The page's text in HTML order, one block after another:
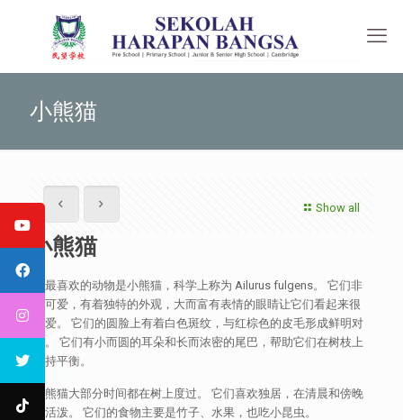
小熊猫
Show all
小熊猫
我最喜欢的动物是小熊猫，科学上称为 Ailurus fulgens。 它们非
常可爱，有着独特的外观，大而富有表情的眼睛让它们看起来很
可爱。 它们的圆脸上有着白色斑纹，与红棕色的皮毛形成鲜明对
比。 它们有小而圆的耳朵和长而浓密的尾巴，帮助它们在树枝上
保持平衡。
小熊猫大部分时间都在树上度过。 它们喜欢独居，在清晨和傍晚
很活泼。 它们的食物主要是竹子、水果，也吃小昆虫。